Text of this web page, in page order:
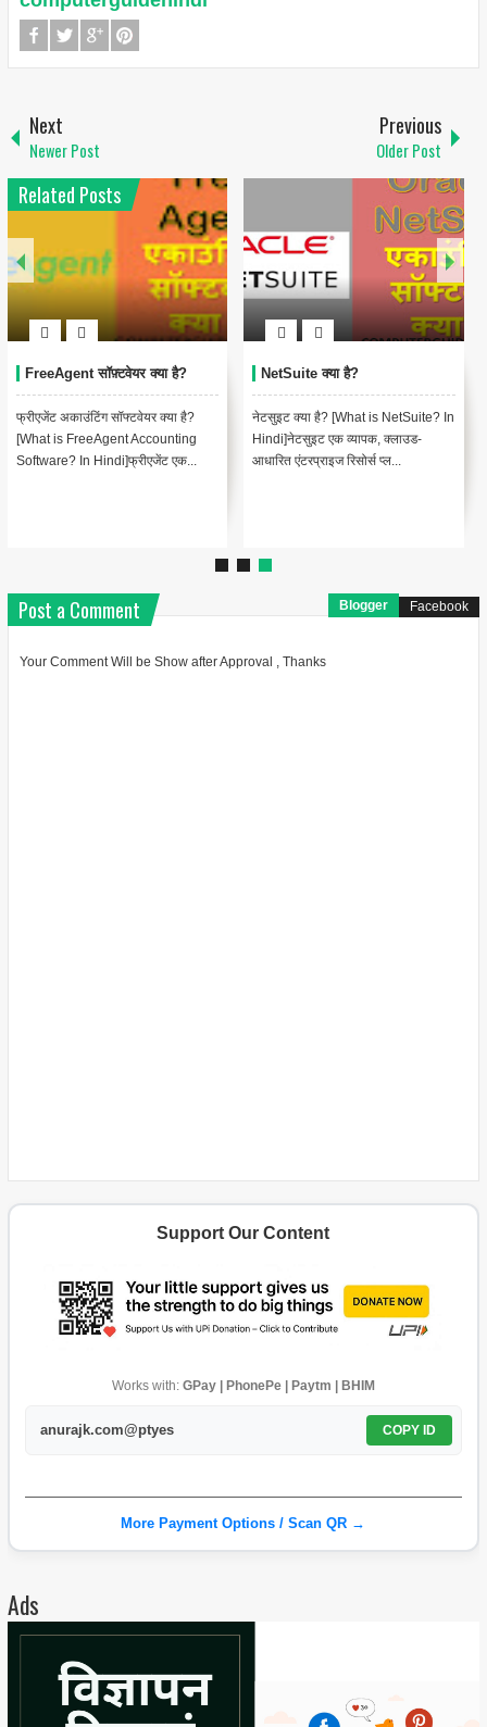
Next
Newer Post
Previous
Older Post
Related Posts
FreeAgent सॉफ़्टवेयर क्या है?
फ्रीएजेंट अकाउंटिंग सॉफ्टवेयर क्या है?
[What is FreeAgent Accounting
Software? In Hindi]फ्रीएजेंट एक...
NetSuite क्या है?
नेटसुइट क्या है? [What is NetSuite? In
Hindi]नेटसुइट एक व्यापक, क्लाउड-
आधारित एंटरप्राइज रिसोर्स प्ल...
Post a Comment Blogger Facebook
Your Comment Will be Show after Approval , Thanks
Support Our Content
Works with: GPay | PhonePe | Paytm | BHIM
anurajk.com@ptyes COPY ID
More Payment Options / Scan QR →
Ads